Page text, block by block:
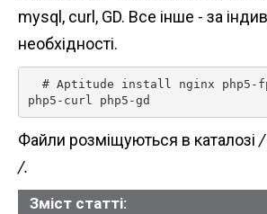
mysql, curl, GD. Все інше - за
необхідності.
php5-curl php5-gd
Файли розміщуються в каталозі /
/.
Зміст статті: